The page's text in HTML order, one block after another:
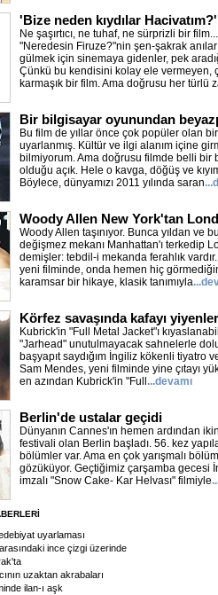
'Bize neden kıydılar
Ne şaşırtıcı, ne tuhaf, ne sürprizli bir
"Neredesin Firuze?"nin şen-şakrak
gülmek için sinemaya gidenler, pek
Çünkü bu kendisini kolay ele vermeyen,
karmaşık bir film. Ama doğrusu her türlü
Bir bilgisayar oyunundan
Bu film de yıllar önce çok popüler olan
uyarlanmış. Kültür ve ilgi alanım içine
bilmiyorum. Ama doğrusu filmde belli bir
olduğu açık. Hele o kavga, döğüş ve
Böylece, dünyamızı 2011 yılında saran
Woody Allen New York'tan
Woody Allen taşınıyor. Bunca yıldan ve
değişmez mekanı Manhattan'ı terkedip
demişler: tebdil-i mekanda ferahlık
yeni filminde, onda hemen hiç
karamsar bir hikaye, klasik tanımıyla
Körfez savaşında kafayı
Kubrick'in "Full Metal Jacket"ı
"Jarhead" unutulmayacak sahnelerle
başyapıt saydığım İngiliz kökenli tiyatro
Sam Mendes, yeni filminde yine çıtayı
en azından Kubrick'in "Full ...devamı
Berlin'de ustalar geçidi
Dünyanın Cannes'ın hemen ardından
festivali olan Berlin başladı. 56. kez
bölümler var. Ama en çok yarışmalı
gözüküyor. Geçtiğimiz çarşamba gecesi
imzalı "Snow Cake- Kar Helvası" filmiyle
uyarlaması
arasındaki ince çizgi üzerinde
uzaktan akrabaları
ilan-ı aşk